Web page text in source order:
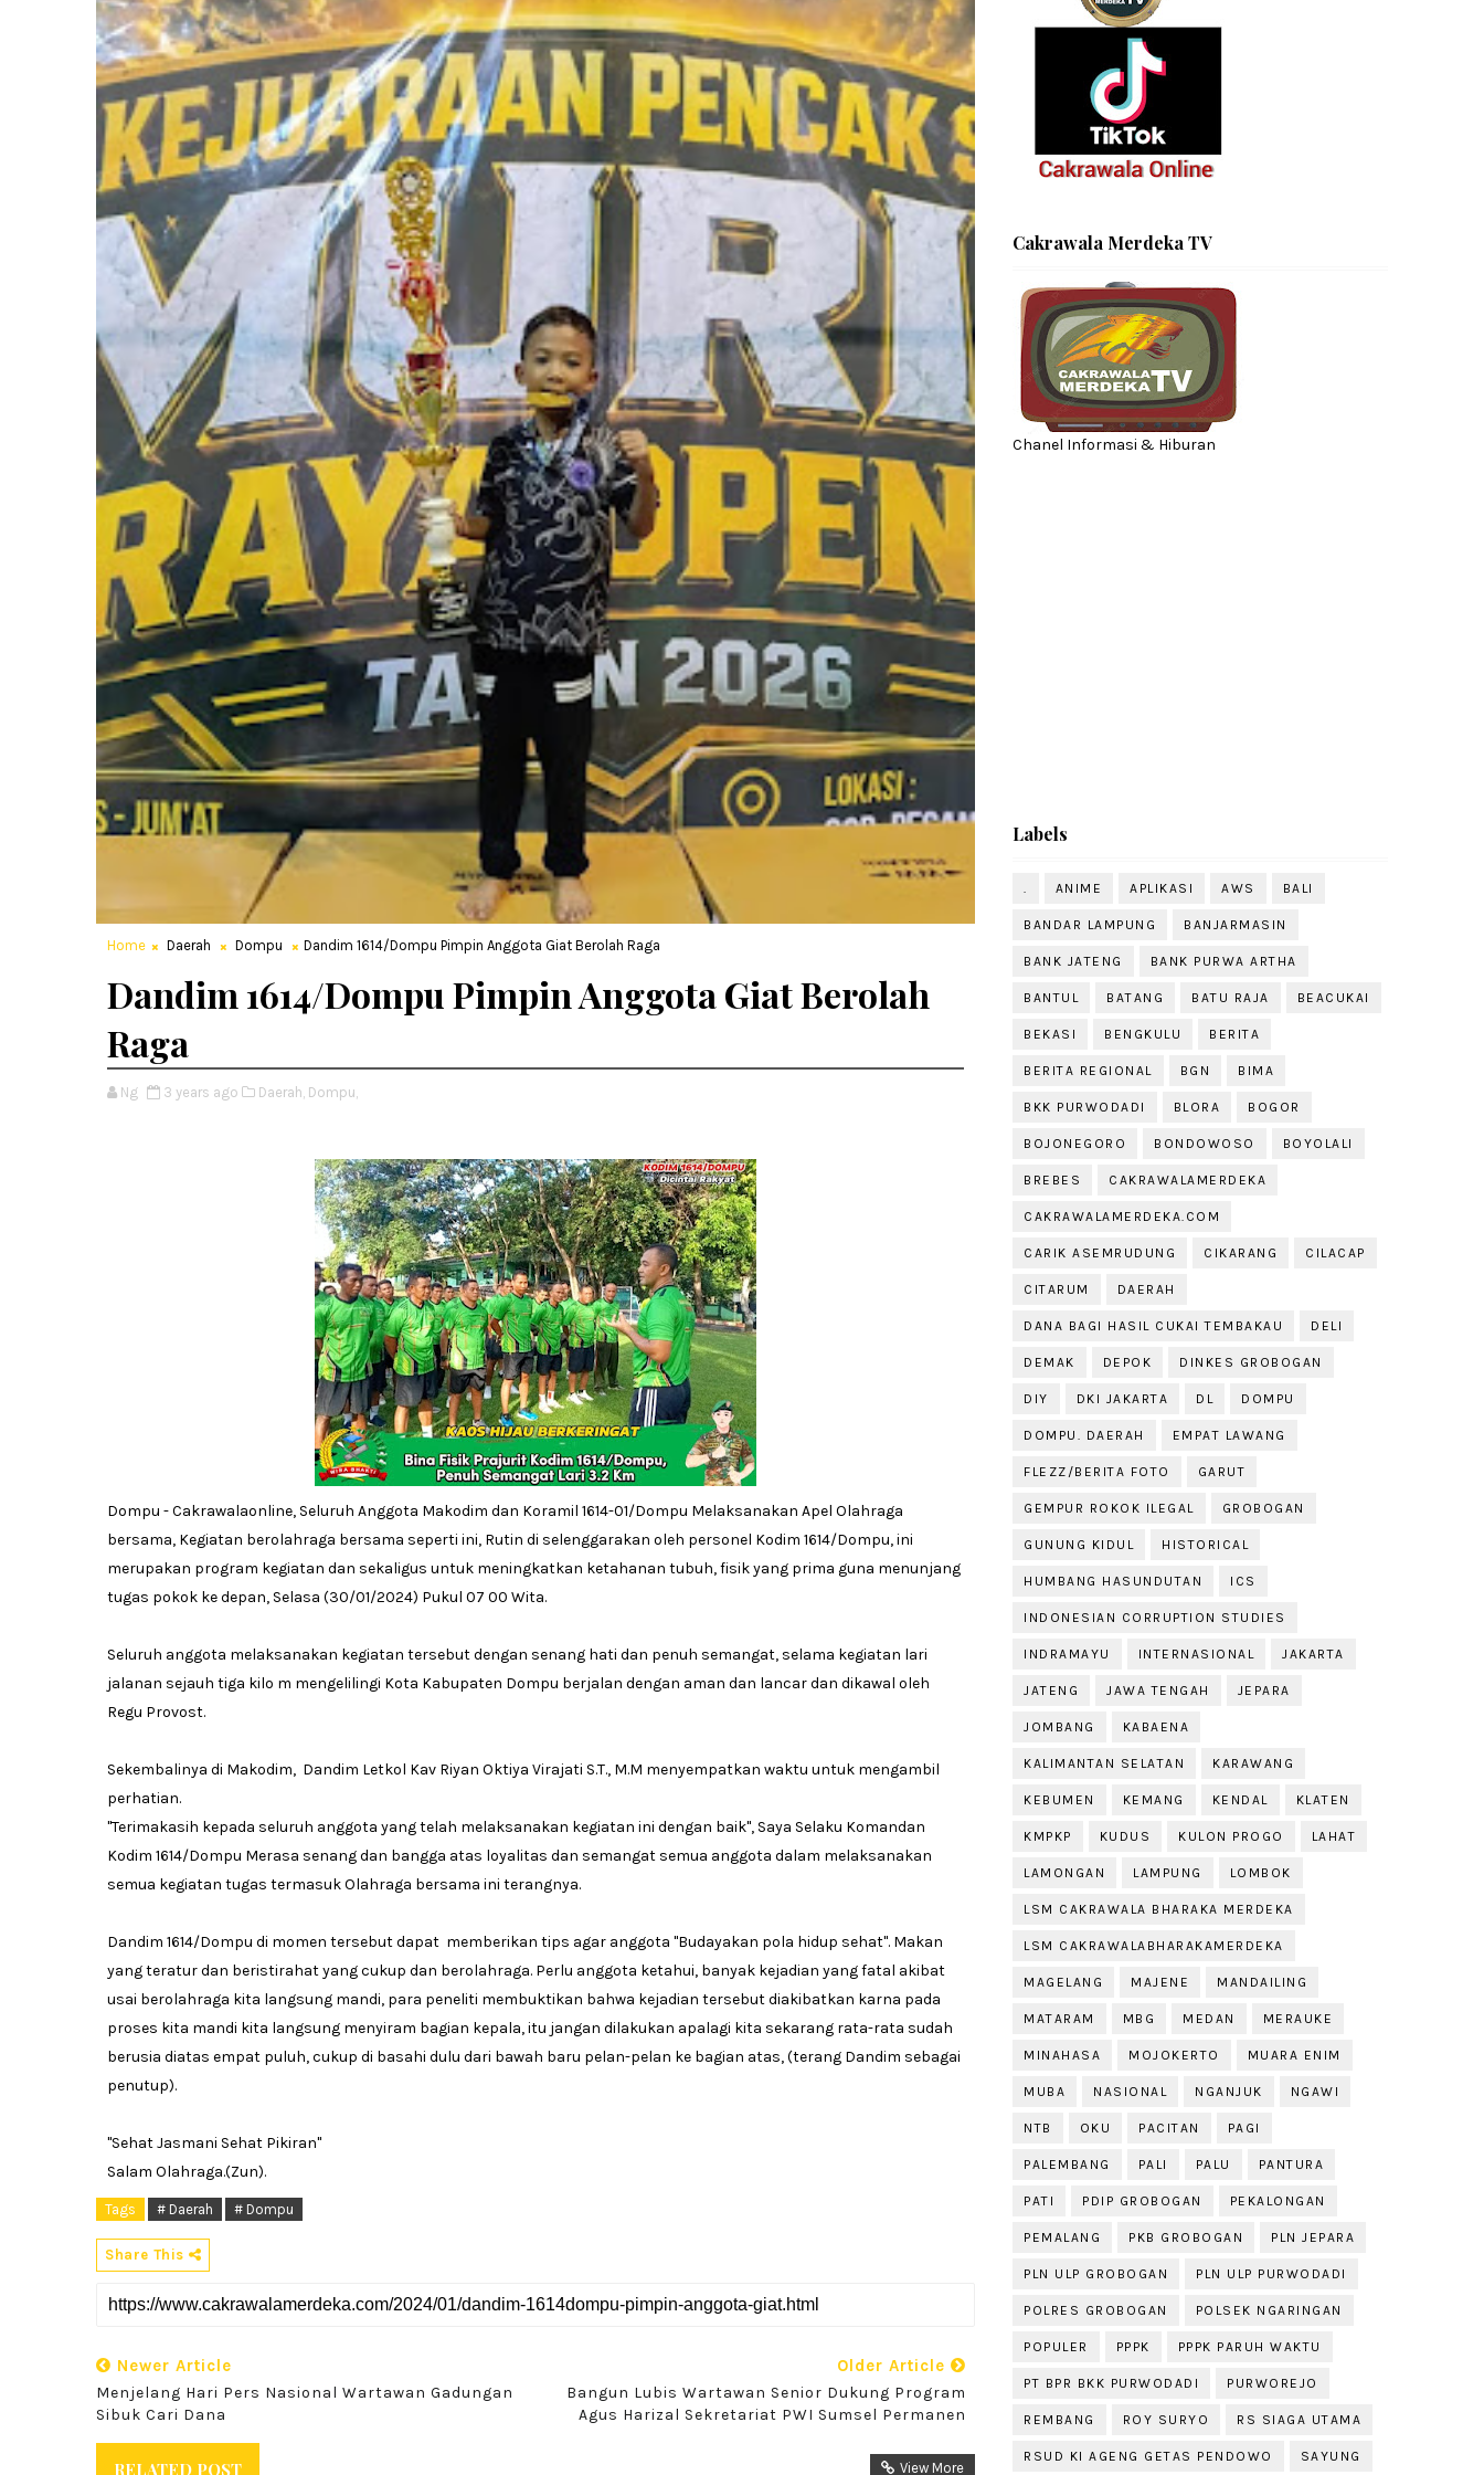
Home Daerah Dompu Dandim 1614/Dompu Pimpin Anggota Giat Berolah Raga
Dandim 1614/Dompu Pimpin Anggota Giat Berolah
Raga
Ng 3 years ago Daerah, Dompu,
Dompu - Cakrawalaonline, Seluruh Anggota Makodim dan Koramil 1614-01/Dompu Melaksanakan Apel Olahraga
bersama, Kegiatan berolahraga bersama seperti ini, Rutin di selenggarakan oleh personel Kodim 1614/Dompu, ini
merupakan program kegiatan dan sekaligus untuk meningkatkan ketahanan tubuh, fisik yang prima guna menunjang
tugas pokok ke depan, Selasa (30/01/2024) Pukul 07 00 Wita.
Seluruh anggota melaksanakan kegiatan tersebut dengan senang hati dan penuh semangat, selama kegiatan lari
jalanan sejauh tiga kilo m mengelilingi Kota Kabupaten Dompu berjalan dengan aman dan lancar dan dikawal oleh
Regu Provost.
Sekembalinya di Makodim, Dandim Letkol Kav Riyan Oktiya Virajati S.T., M.M menyempatkan waktu untuk mengambil
perhatian.
"Terimakasih kepada seluruh anggota yang telah melaksanakan kegiatan ini dengan baik", Saya Selaku Komandan
Kodim 1614/Dompu Merasa senang dan bangga atas loyalitas dan semangat semua anggota dalam melaksanakan
semua kegiatan tugas termasuk Olahraga bersama ini terangnya.
Dandim 1614/Dompu di momen tersebut dapat memberikan tips agar anggota "Budayakan pola hidup sehat". Makan
yang teratur dan beristirahat yang cukup dan berolahraga. Perlu anggota ketahui, banyak kejadian yang fatal akibat
usai berolahraga kita langsung mandi, para peneliti membuktikan bahwa kejadian tersebut diakibatkan karna pada
proses kita mandi kita langsung menyiram bagian kepala, itu jangan dilakukan apalagi kita sekarang rata-rata sudah
berusia diatas empat puluh, cukup di basahi dulu dari bawah baru pelan-pelan ke bagian atas, (terang Dandim sebagai
penutup).
"Sehat Jasmani Sehat Pikiran"
Salam Olahraga.(Zun).
Tags # Daerah # Dompu
Share This
Newer Article
Menjelang Hari Pers Nasional Wartawan Gadungan
Sibuk Cari Dana
Older Article
Bangun Lubis Wartawan Senior Dukung Program
Agus Harizal Sekretariat PWI Sumsel Permanen
RELATED POST View More
Cakrawala Merdeka TV
Chanel Informasi & Hiburan
Labels
. ANIME APLIKASI AWS BALI
BANDAR LAMPUNG BANJARMASIN
BANK JATENG BANK PURWA ARTHA
BANTUL BATANG BATU RAJA BEACUKAI
BEKASI BENGKULU BERITA
BERITA REGIONAL BGN BIMA
BKK PURWODADI BLORA BOGOR
BOJONEGORO BONDOWOSO BOYOLALI
BREBES CAKRAWALAMERDEKA
CAKRAWALAMERDEKA.COM
CARIK ASEMRUDUNG CIKARANG CILACAP
CITARUM DAERAH
DANA BAGI HASIL CUKAI TEMBAKAU DELI
DEMAK DEPOK DINKES GROBOGAN
DIY DKI JAKARTA DL DOMPU
DOMPU. DAERAH EMPAT LAWANG
FLEZZ/BERITA FOTO GARUT
GEMPUR ROKOK ILEGAL GROBOGAN
GUNUNG KIDUL HISTORICAL
HUMBANG HASUNDUTAN ICS
INDONESIAN CORRUPTION STUDIES
INDRAMAYU INTERNASIONAL JAKARTA
JATENG JAWA TENGAH JEPARA
JOMBANG KABAENA
KALIMANTAN SELATAN KARAWANG
KEBUMEN KEMANG KENDAL KLATEN
KMPKP KUDUS KULON PROGO LAHAT
LAMONGAN LAMPUNG LOMBOK
LSM CAKRAWALA BHARAKA MERDEKA
LSM CAKRAWALABHARAKAMERDEKA
MAGELANG MAJENE MANDAILING
MATARAM MBG MEDAN MERAUKE
MINAHASA MOJOKERTO MUARA ENIM
MUBA NASIONAL NGANJUK NGAWI
NTB OKU PACITAN PAGI
PALEMBANG PALI PALU PANTURA
PATI PDIP GROBOGAN PEKALONGAN
PEMALANG PKB GROBOGAN PLN JEPARA
PLN ULP GROBOGAN PLN ULP PURWODADI
POLRES GROBOGAN POLSEK NGARINGAN
POPULER PPPK PPPK PARUH WAKTU
PT BPR BKK PURWODADI PURWOREJO
REMBANG ROY SURYO RS SIAGA UTAMA
RSUD KI AGENG GETAS PENDOWO SAYUNG